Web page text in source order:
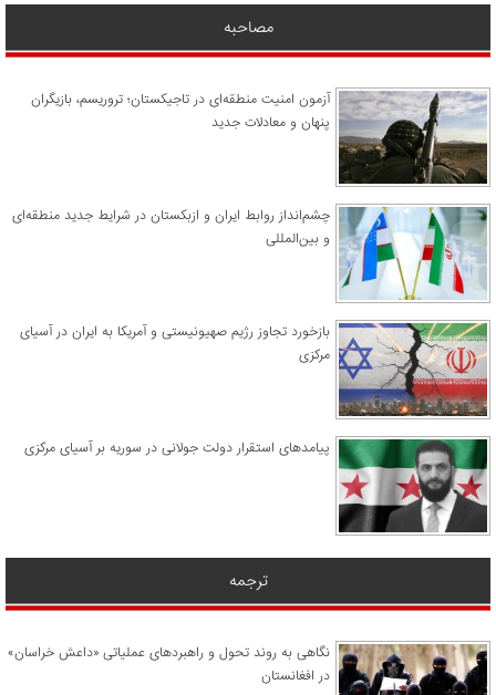
مصاحبه
آزمون امنیت منطقه‌ای در تاجیکستان؛ تروریسم، بازیگران
پنهان و معادلات جدید
چشم‌انداز روابط ایران و ازبکستان در شرایط جدید منطقه‌ای
و بین‌المللی
​بازخورد تجاوز رژیم صهیونیستی و آمریکا به ایران در آسیای
مرکزی
پیامدهای استقرار دولت جولانی در سوریه بر آسیای مرکزی
ترجمه
نگاهی به روند تحول و راهبردهای عملیاتی «داعش خراسان»
در افغانستان